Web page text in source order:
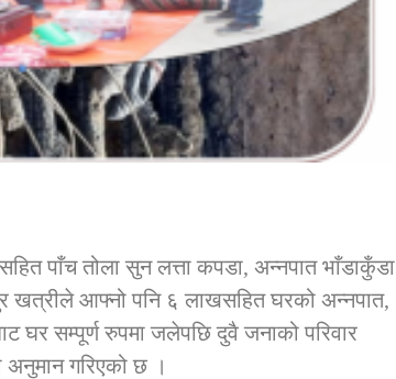
तातोपानी गाउँपालिका जुम्लाको सूचना
पाँच तोला सुन लत्ता कपडा, अन्नपात भाँडाकुँडा
खत्रीले आफ्नो पनि ६ लाखसहित घरको अन्नपात,
घर सम्पूर्ण रुपमा जलेपछि दुवै जनाको परिवार
अनुमान गरिएको छ ।